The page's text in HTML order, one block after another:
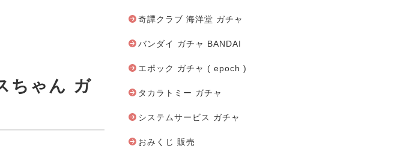
ちゃん ガ
奇譚クラブ 海洋堂 ガチャ
バンダイ ガチャ BANDAI
エポック ガチャ ( epoch )
タカラトミー ガチャ
システムサービス ガチャ
おみくじ 販売